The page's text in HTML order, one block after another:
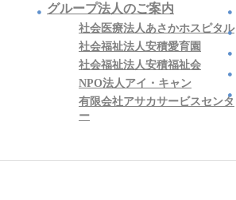
グループ法人のご案内
社会医療法人あさかホスピタル
社会福祉法人安積愛育園
社会福祉法人安積福祉会
NPO法人アイ・キャン
有限会社アサカサービスセンタ
ー